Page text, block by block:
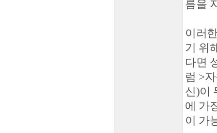
름을
이러
기 위
다면
럼 >
신)이
에 가
이 가